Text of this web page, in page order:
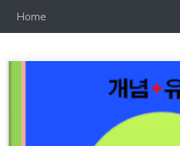
Home